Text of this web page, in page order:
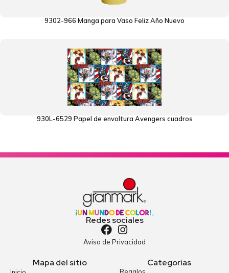
9302-966 Manga para Vaso Feliz Año Nuevo
930L-6529 Papel de envoltura Avengers cuadros
Redes sociales
Aviso de Privacidad
Mapa del sitio Categorías
Regalos